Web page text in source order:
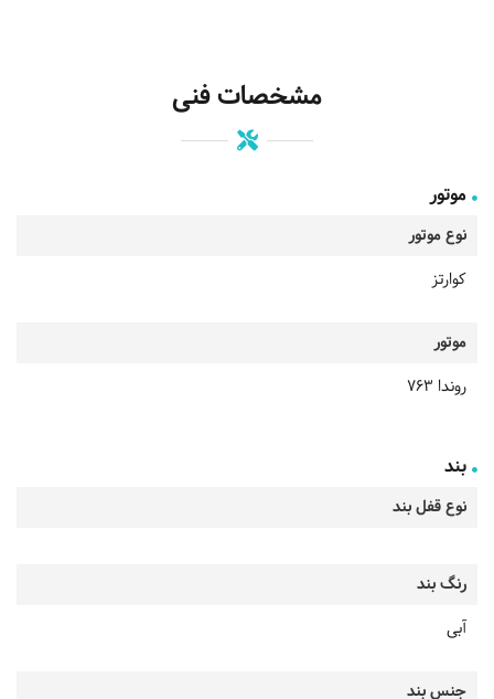
مشخصات فنی
موتور
نوع موتور
کوارتز
موتور
روندا 763
بند
نوع قفل بند
رنگ بند
آبی
جنس بند